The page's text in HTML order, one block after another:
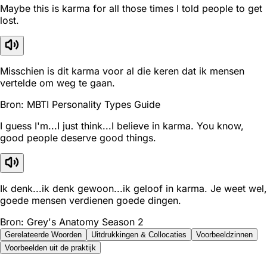
Maybe this is karma for all those times I told people to get
lost.
Misschien is dit karma voor al die keren dat ik mensen
vertelde om weg te gaan.
Bron: MBTI Personality Types Guide
I guess I'm...I just think...I believe in karma. You know,
good people deserve good things.
Ik denk...ik denk gewoon...ik geloof in karma. Je weet wel,
goede mensen verdienen goede dingen.
Bron: Grey's Anatomy Season 2
Gerelateerde Woorden Uitdrukkingen & Collocaties
Voorbeeldzinnen
Voorbeelden uit de praktijk